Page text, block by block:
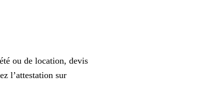
ou de location, devis
l’attestation sur